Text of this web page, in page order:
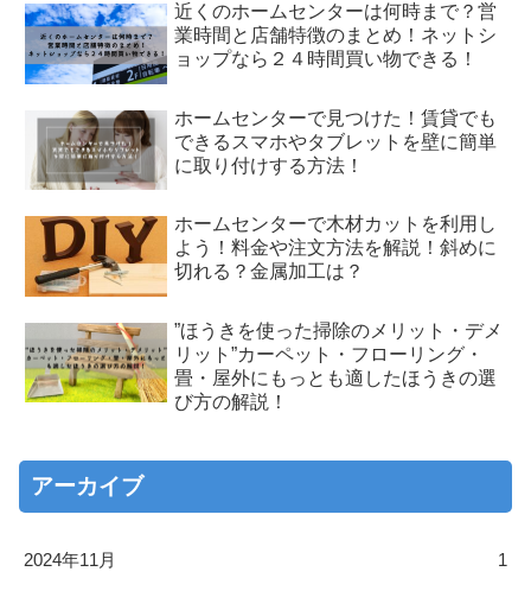
近くのホームセンターは何時まで？営
業時間と店舗特徴のまとめ！ネットシ
ョップなら２４時間買い物できる！
ホームセンターで見つけた！賃貸でも
できるスマホやタブレットを壁に簡単
に取り付けする方法！
ホームセンターで木材カットを利用し
よう！料金や注文方法を解説！斜めに
切れる？金属加工は？
”ほうきを使った掃除のメリット・デメ
リット”カーペット・フローリング・
畳・屋外にもっとも適したほうきの選
び方の解説！
アーカイブ
2024年11月 1